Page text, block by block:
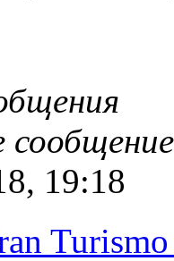
сообщение
19:18